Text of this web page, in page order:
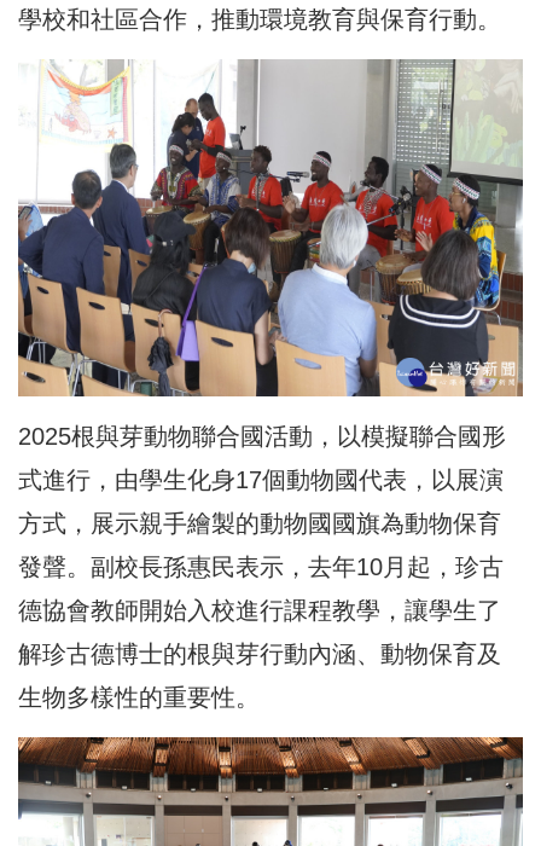
學校和社區合作，推動環境教育與保育行動。
2025根與芽動物聯合國活動，以模擬聯合國形
式進行，由學生化身17個動物國代表，以展演
方式，展示親手繪製的動物國國旗為動物保育
發聲。副校長孫惠民表示，去年10月起，珍古
德協會教師開始入校進行課程教學，讓學生了
解珍古德博士的根與芽行動內涵、動物保育及
生物多樣性的重要性。